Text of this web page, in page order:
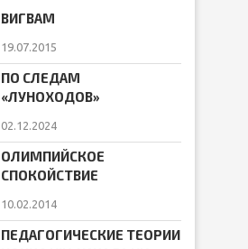
ВИГВАМ
19.07.2015
ПО СЛЕДАМ
«ЛУНОХОДОВ»
02.12.2024
ОЛИМПИЙСКОЕ
СПОКОЙСТВИЕ
10.02.2014
ПЕДАГОГИЧЕСКИЕ ТЕОРИИ